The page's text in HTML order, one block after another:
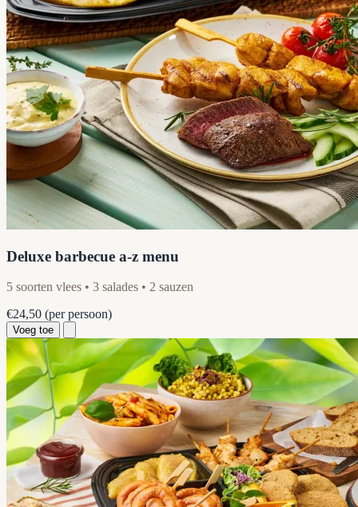
Deluxe barbecue a-z menu
5 soorten vlees • 3 salades • 2 sauzen
€24,50 (per persoon)
Voeg toe